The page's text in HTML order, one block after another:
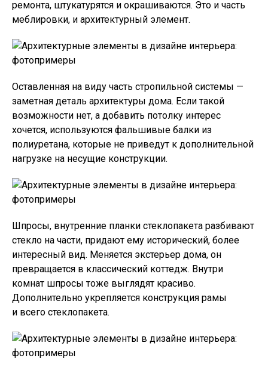
ремонта, штукатурятся и окрашиваются. Это и часть
меблировки, и архитектурный элемент.
Оставленная на виду часть стропильной системы —
заметная деталь архитектуры дома. Если такой
возможности нет, а добавить потолку интерес
хочется, используются фальшивые балки из
полиуретана, которые не приведут к дополнительной
нагрузке на несущие конструкции.
Шпросы, внутренние планки стеклопакета разбивают
стекло на части, придают ему исторический, более
интересный вид. Меняется экстерьер дома, он
превращается в классический коттедж. Внутри
комнат шпросы тоже выглядят красиво.
Дополнительно укрепляется конструкция рамы
и всего стеклопакета.